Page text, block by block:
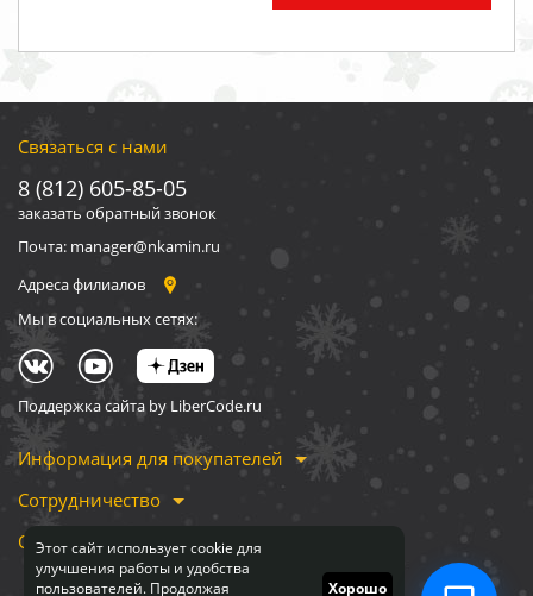
Этот сайт использует cookie для
улучшения работы и удобства
пользователей. Продолжая
Хорошо
Связаться с нами
8 (812) 605-85-05
заказать обратный звонок
Почта: manager@nkamin.ru
Адреса филиалов
Мы в социальных сетях:
Поддержка сайта by LiberCode.ru
Информация для покупателей
Сотрудничество
О компании